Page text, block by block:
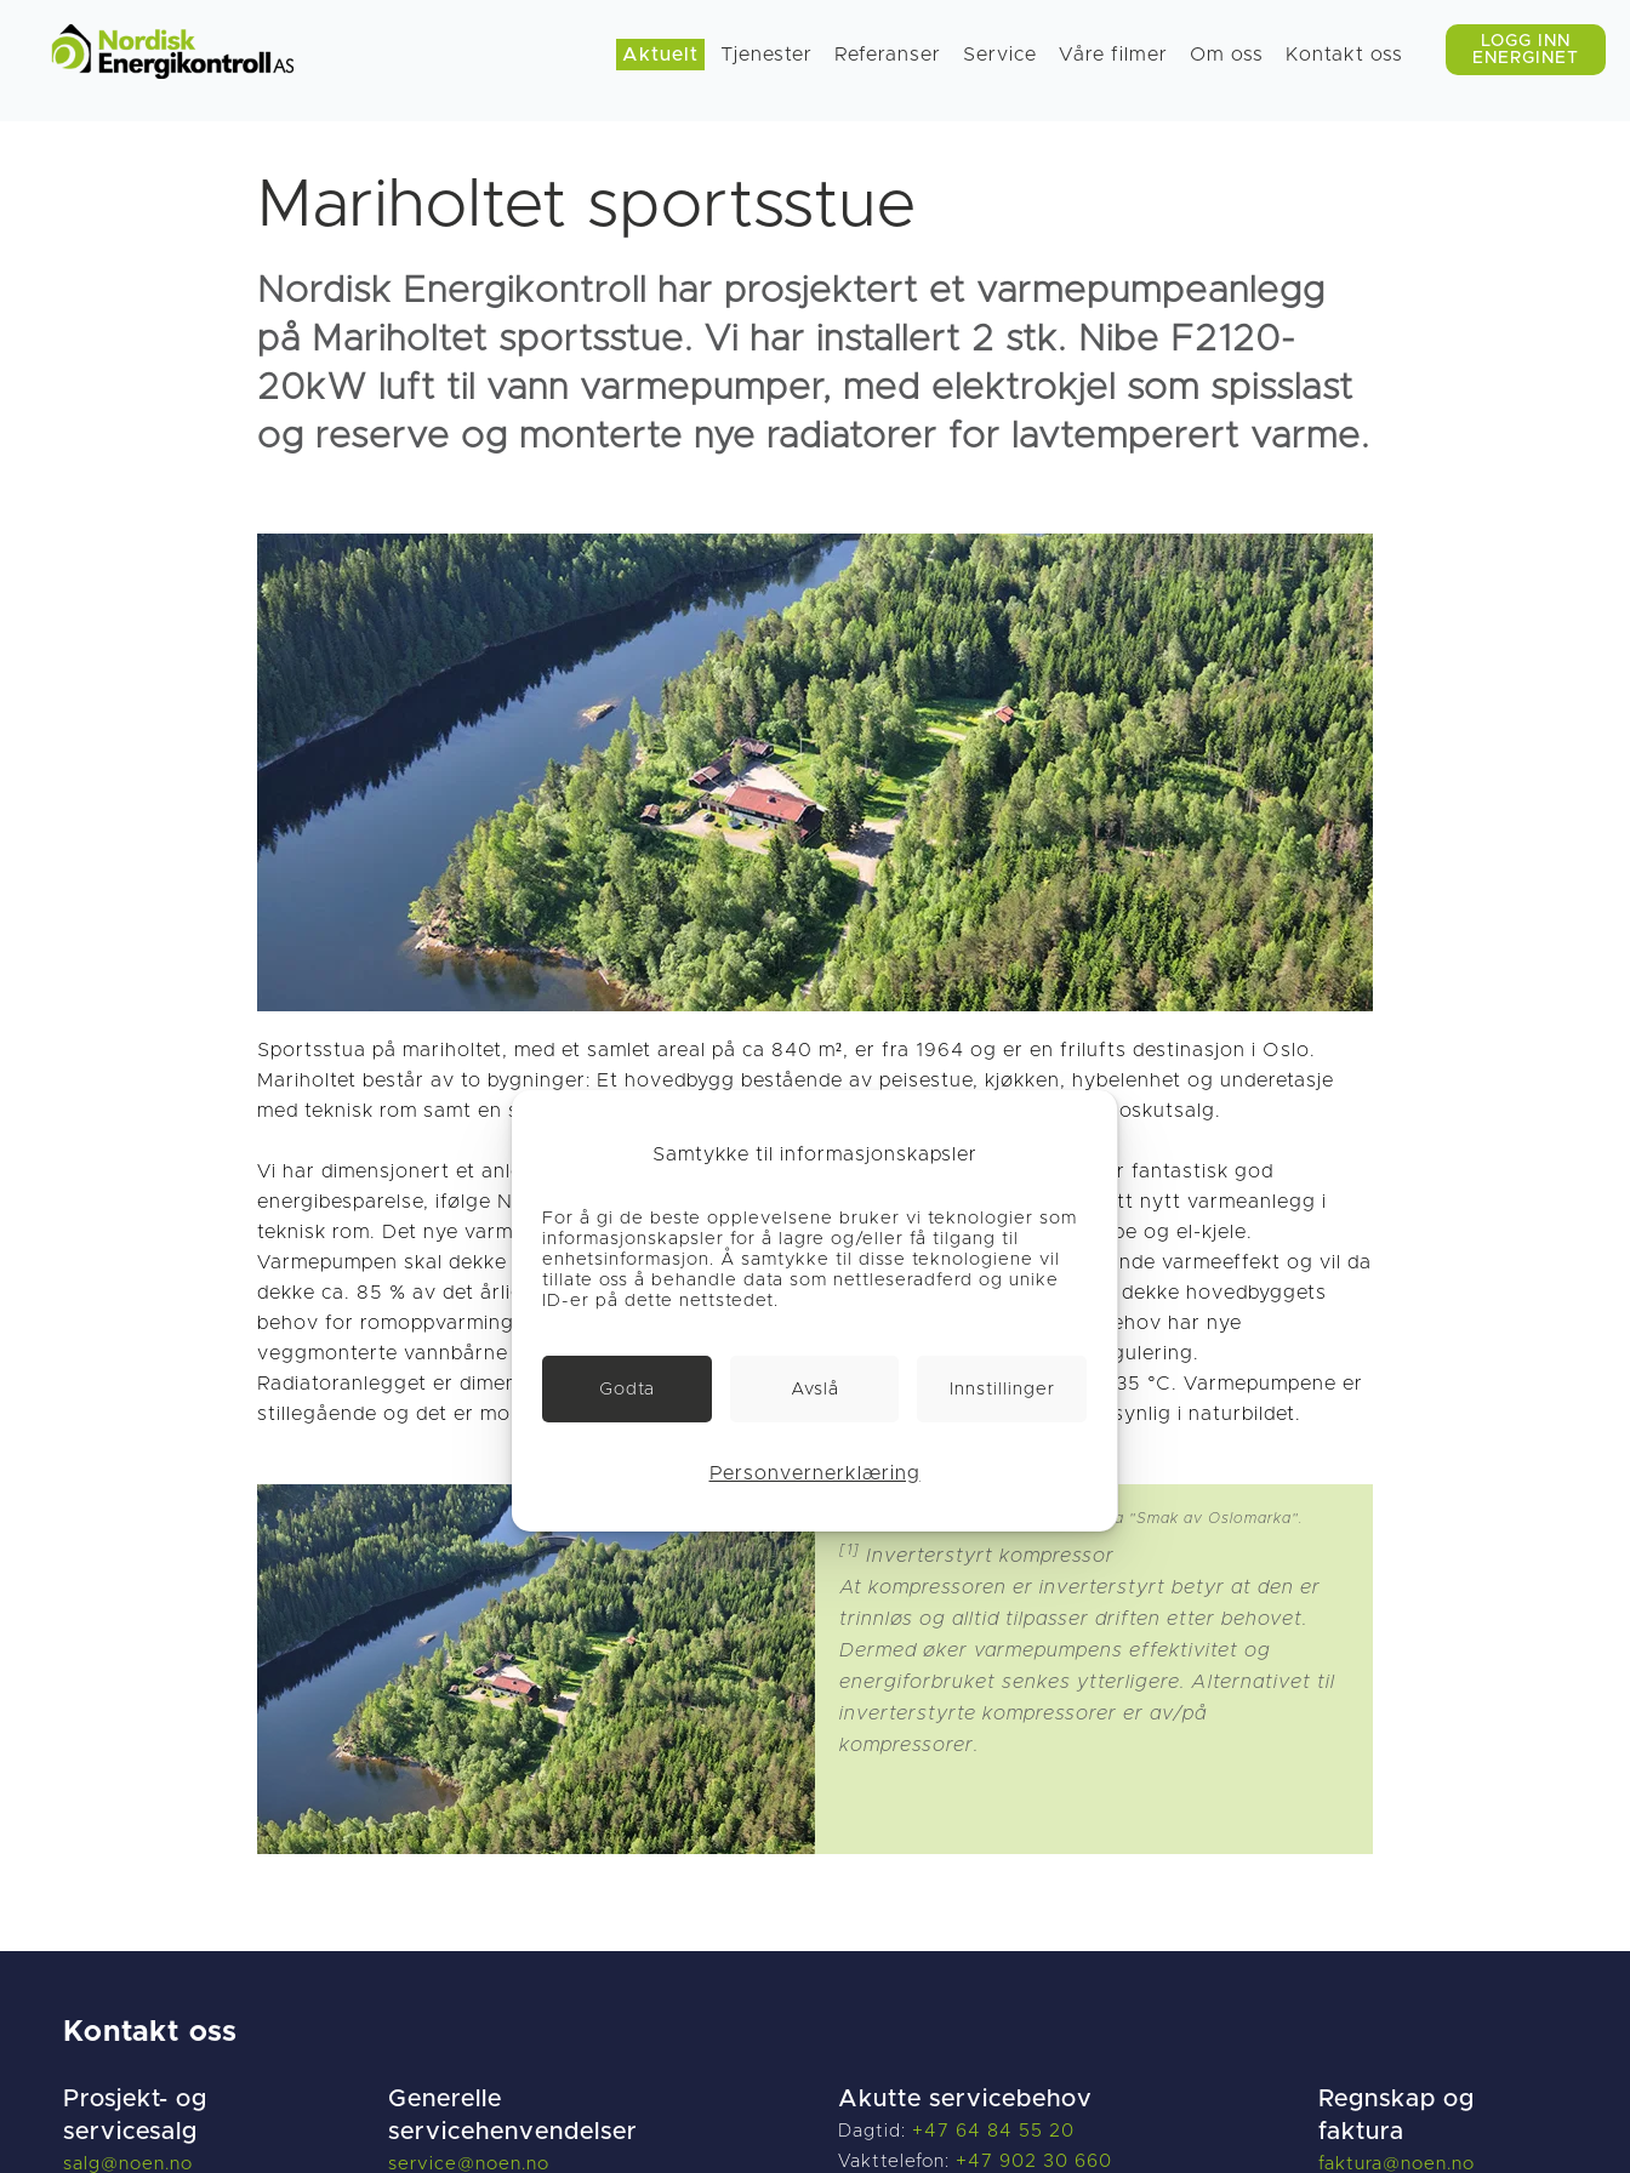
Aktuelt Tjenester Referanser Service Våre filmer Om oss Kontakt oss
Mariholtet sportsstue
Nordisk Energikontroll har prosjektert et varmepumpeanlegg
på Mariholtet sportsstue. Vi har installert 2 stk. Nibe F2120-
20kW luft til vann varmepumper, med elektrokjel som spisslast
og reserve og monterte nye radiatorer for lavtemperert varme.
Sportsstua på mariholtet, med et samlet areal på ca 840 m², er fra 1964 og er en frilufts destinasjon i Oslo.
Mariholtet består av to bygninger: Et hovedbygg bestående av peisestue, kjøkken, hybelenhet og underetasje
med teknisk rom samt en separat bygning bestående av privatbolig for bestyrerne og kioskutsalg.
Vi har dimensjonert et anlegg med luft-vann inverterstyrte kompressorer
, noe som gir fantastisk god
energibesparelse, ifølge Nibe.no sin side om F2120 maskinene. Det ble installert komplett nytt varmeanlegg i
teknisk rom. Det nye varmeanlegget har energileveranser fra en luft til vann varmepumpe og el-kjele.
Varmepumpen skal dekke grunnlasten og er dimensjonert for ca. 60 % av dimensjonerende varmeeffekt og vil da
dekke ca. 85 % av det årlige energibehovet for bygningen. Det nye varmeanlegget skal dekke hovedbyggets
behov for romoppvarming og forvarming av varmt forbruksvann. Alle rom med varmebehov har nye
veggmonterte vannbårne radiatorer med termostatstyrte radiatorventiler for direkte regulering.
Radiatoranlegget er dimensjonert for tur- og returtemperatur på henholdsvis 50 °C og 35 °C. Varmepumpene er
stillegående og det er montert VP-hus som går i ett med bygget for at det ikke skal bli synlig i naturbildet.
Bilde: Foto.Øystein Søbye. Fra boka "Smak av Oslomarka".
[1] Inverterstyrt kompressor
At kompressoren er inverterstyrt betyr at den er
trinnløs og alltid tilpasser driften etter behovet.
Dermed øker varmepumpens effektivitet og
energiforbruket senkes ytterligere. Alternativet til
inverterstyrte kompressorer er av/på
kompressorer.
Kontakt oss
Prosjekt- og
servicesalg
salg@noen.no
Generelle
servicehenvendelser
service@noen.no
Akutte servicebehov
Dagtid: +47 64 84 55 20
Vakttelefon: +47 902 30 660
Regnskap og
faktura
faktura@noen.no
Samtykke til informasjonskapsler
For å gi de beste opplevelsene bruker vi teknologier som
informasjonskapsler for å lagre og/eller få tilgang til
enhetsinformasjon. Å samtykke til disse teknologiene vil
tillate oss å behandle data som nettleseradferd og unike
ID-er på dette nettstedet.
Godta Avslå Innstillinger
Personvernerklæring